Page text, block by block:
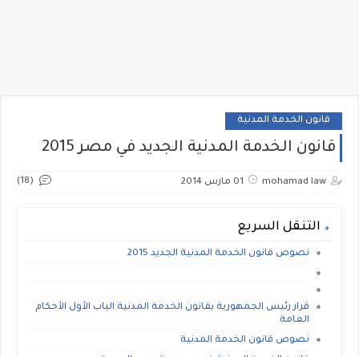
قانون الخدمة المدنية
قانون الخدمة المدنية الجديد في مصر 2015
mohamad law 01 مارس 2014 (18)
التنقل السريع
نصوص قانون الخدمة المدنية الجديد 2015
قرار رئيس الجمهورية بقانون الخدمة المدنية الباب الأول الأحكام
العامة
نصوص قانون الخدمة المدنية